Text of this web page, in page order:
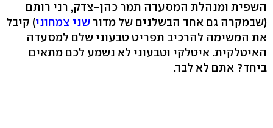
השפית ומנהלת המסעדה תמר כהן-צדק, רני רותם
(שבמקרה גם אחד הבשלנים של מדור שני צמחוני) קיבל
את המשימה להרכיב תפריט טבעוני שלם למסעדה
האיטלקית. איטלקי וטבעוני לא נשמע לכם מתאים
ביחד? אתם לא לבד.